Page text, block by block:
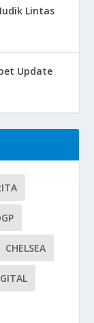
Lintas
Update
CHELSEA